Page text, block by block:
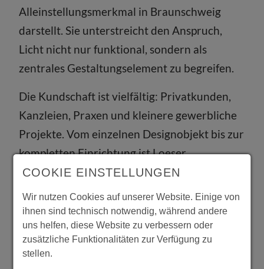
Alleinstellungsmerkmal in Braunschweig
darstellt. Sie unterstreicht den Anspruch,
Licht nicht nur funktional, sondern als
zentrales Gestaltungselement zu begreifen.
Die Kundschaft ist vielfältig: Privatkunden,
Kanzleien, Praxen und kleinere gewerbliche
Projekte. Vom einzelnen Designobjekt bis zur
kompletten Einrichtung ist Loeser
Ansprechpartner für alle, die Wert auf
Ästhetik, Qualität und persönliche Beratung
legen.
Mehr als ein Möbelhaus
Loeser ist damit mehr als ein Möbelhaus. Es
COOKIE EINSTELLUNGEN
Wir nutzen Cookies auf unserer Website. Einige von
ihnen sind technisch notwendig, während andere
uns helfen, diese Website zu verbessern oder
zusätzliche Funktionalitäten zur Verfügung zu
stellen.